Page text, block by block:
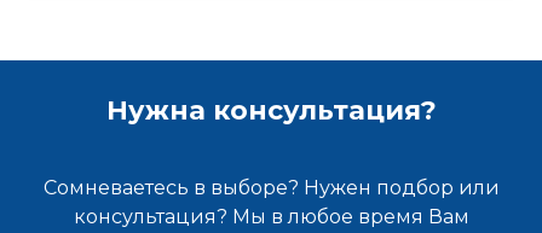
Нужна консультация?
Сомневаетесь в выборе? Нужен подбор или
консультация? Мы в любое время Вам